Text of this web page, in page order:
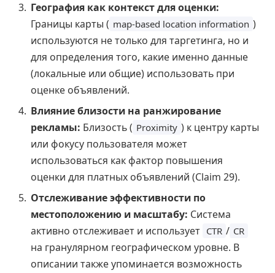
География как контекст для оценки:
Границы карты ( map-based location information )
используются не только для таргетинга, но и
для определения того, какие именно данные
(локальные или общие) использовать при
оценке объявлений.
Влияние близости на ранжирование
рекламы: Близость ( Proximity ) к центру карты
или фокусу пользователя может
использоваться как фактор повышения
оценки для платных объявлений (Claim 29).
Отслеживание эффективности по
местоположению и масштабу: Система
активно отслеживает и использует CTR / CR
на гранулярном географическом уровне. В
описании также упоминается возможность